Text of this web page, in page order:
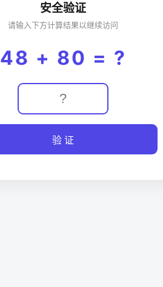
安全验证
请输入下方计算结果以继续访问
48 + 80 = ?
验 证